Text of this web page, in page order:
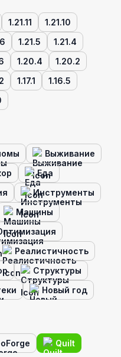
1.21.11
1.21.10
1.21.5
1.21.4
1.20.4
1.20.2
1.17.1
1.16.5
Выживание
Еда
Инструменты
Машины
Реалистичность
Структуры
Новый год
Quilt